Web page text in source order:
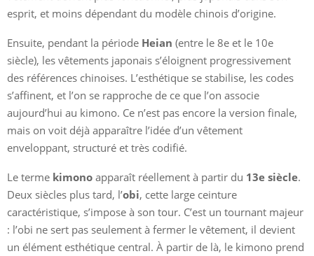
esprit, et moins dépendant du modèle chinois d’origine.
Ensuite, pendant la période Heian (entre le 8e et le 10e
siècle), les vêtements japonais s’éloignent progressivement
des références chinoises. L’esthétique se stabilise, les codes
s’affinent, et l’on se rapproche de ce que l’on associe
aujourd’hui au kimono. Ce n’est pas encore la version finale,
mais on voit déjà apparaître l’idée d’un vêtement
enveloppant, structuré et très codifié.
Le terme kimono apparaît réellement à partir du 13e siècle.
Deux siècles plus tard, l’obi, cette large ceinture
caractéristique, s’impose à son tour. C’est un tournant majeur
: l’obi ne sert pas seulement à fermer le vêtement, il devient
un élément esthétique central. À partir de là, le kimono prend